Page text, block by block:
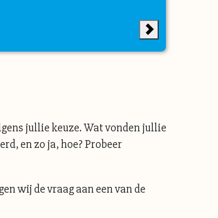
jullie keuze. Wat vonden jullie
en zo ja, hoe? Probeer
wij de vraag aan een van de